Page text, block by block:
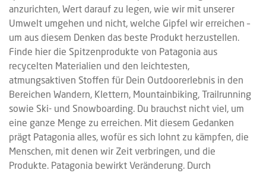
anzurichten, Wert darauf zu legen, wie wir mit unserer
Umwelt umgehen und nicht, welche Gipfel wir erreichen –
um aus diesem Denken das beste Produkt herzustellen.
Finde hier die Spitzenprodukte von Patagonia aus
recycelten Materialien und den leichtesten,
atmungsaktiven Stoffen für Dein Outdoorerlebnis in den
Bereichen Wandern, Klettern, Mountainbiking, Trailrunning
sowie Ski- und Snowboarding. Du brauchst nicht viel, um
eine ganze Menge zu erreichen. Mit diesem Gedanken
prägt Patagonia alles, wofür es sich lohnt zu kämpfen, die
Menschen, mit denen wir Zeit verbringen, und die
Produkte. Patagonia bewirkt Veränderung. Durch